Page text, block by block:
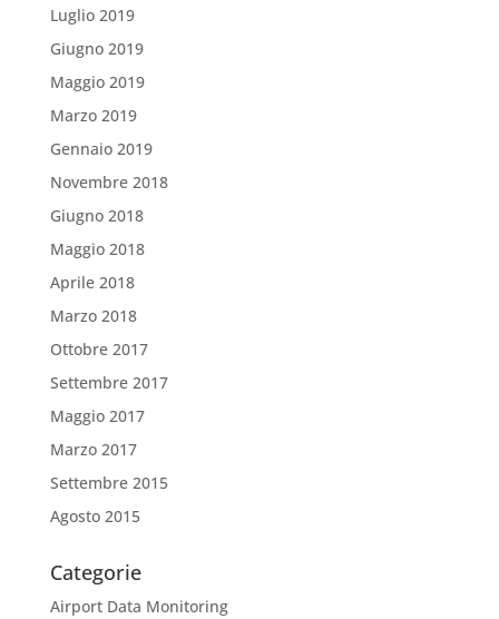
Luglio 2019
Giugno 2019
Maggio 2019
Marzo 2019
Gennaio 2019
Novembre 2018
Giugno 2018
Maggio 2018
Aprile 2018
Marzo 2018
Ottobre 2017
Settembre 2017
Maggio 2017
Marzo 2017
Settembre 2015
Agosto 2015
Categorie
Airport Data Monitoring